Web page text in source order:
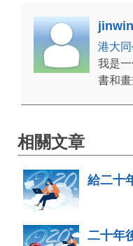
港大
我是
書和畫
相關文章
給二十
二十年